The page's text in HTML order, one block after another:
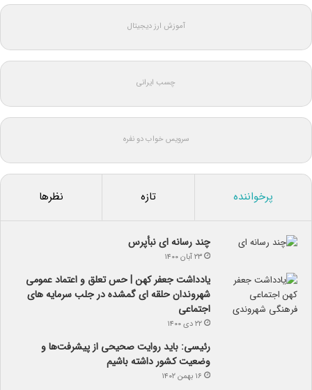
آموزش ارز دیجیتال
چسب ایرانی
سرویس خواب دو نفره
پرخواننده تازه نظرها
چند رسانه ای نبأپرس
۲۳ آبان ۱۴۰۰
یادداشت جعفر کهن | حس تعلق و اعتماد عمومی
شهروندان حلقه ای گمشده در جلب سرمایه های
اجتماعی
۲۲ دی ۱۴۰۰
رئیسی: باید روایت صحیحی از پیشرفت‌ها و
وضعیت کشور داشته باشیم
۱۶ بهمن ۱۴۰۲